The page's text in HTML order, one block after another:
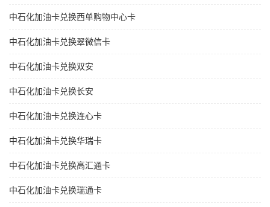
中石化加油卡兑换西单购物中心卡
中石化加油卡兑换翠微信卡
中石化加油卡兑换双安
中石化加油卡兑换长安
中石化加油卡兑换连心卡
中石化加油卡兑换华瑞卡
中石化加油卡兑换高汇通卡
中石化加油卡兑换瑞通卡